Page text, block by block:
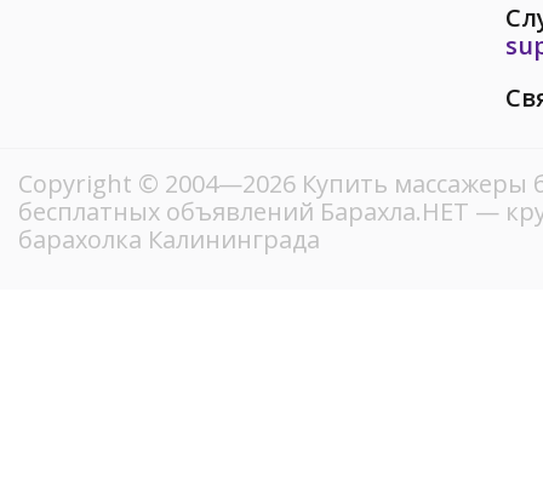
Copyright © 2004—2026 Купить массажеры
бесплатных объявлений Барахла.НЕТ —
барахолка Калининграда